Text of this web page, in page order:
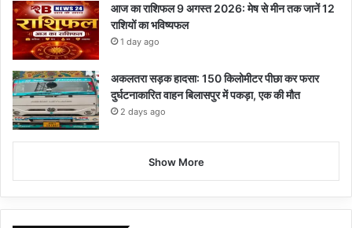
आज का राशिफल 9 अगस्त 2026: मेष से मीन तक जानें 12
राशियों का भविष्यफल
1 day ago
अकलतरा सड़क हादसा: 150 किलोमीटर पीछा कर फरार
दुर्घटनाकारित वाहन बिलासपुर में पकड़ा, एक की मौत
2 days ago
Show More